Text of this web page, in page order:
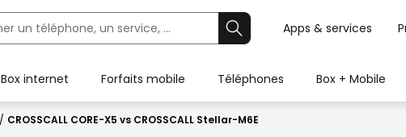
Apps & services
Box internet Forfaits mobile Téléphones Box + Mobile
CROSSCALL CORE-X5 vs CROSSCALL Stellar-M6E